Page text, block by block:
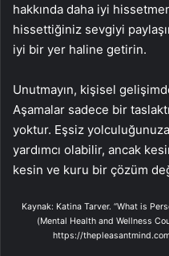
hakkında daha iyi
hissettiğiniz sevgiyi
iyi bir yer haline getirin.
Unutmayın, kişisel
Aşamalar sadece bir
yoktur. Eşsiz yolculuğunuza
yardımcı olabilir, ancak
kesin ve kuru bir çözüm
Kaynak: Katina Tarver. “What is
(Mental Health and Wellness
https://